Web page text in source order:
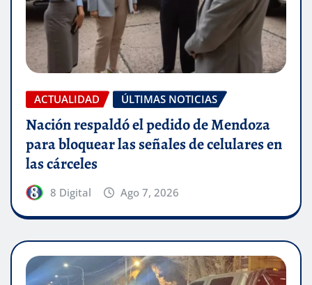
ACTUALIDAD ÚLTIMAS NOTICIAS
Nación respaldó el pedido de Mendoza
para bloquear las señales de celulares en
las cárceles
8 Digital Ago 7, 2026